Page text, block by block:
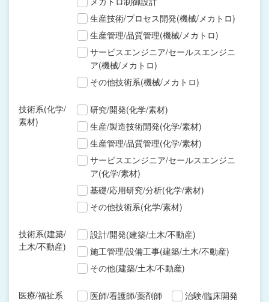
生産技術/プロセス開発(機械/メカトロ)
生産管理/品質管理(機械/メカトロ)
サービスエンジニア/セールスエンジニ
ア(機械/メカトロ)
その他技術系(機械/メカトロ)
技術系(化学/
素材)
研究/開発(化学/素材)
生産/製造技術開発(化学/素材)
生産管理/品質管理(化学/素材)
サービスエンジニア/セールスエンジニ
ア(化学/素材)
基礎/応用研究/分析(化学/素材)
その他技術系(化学/素材)
技術系(建築/
土木/不動産)
設計/開発(建築/土木/不動産)
施工管理/設備工事(建築/土木/不動産)
その他(建築/土木/不動産)
医療/福祉系 医師/看護師/薬剤師
治験/臨床開発